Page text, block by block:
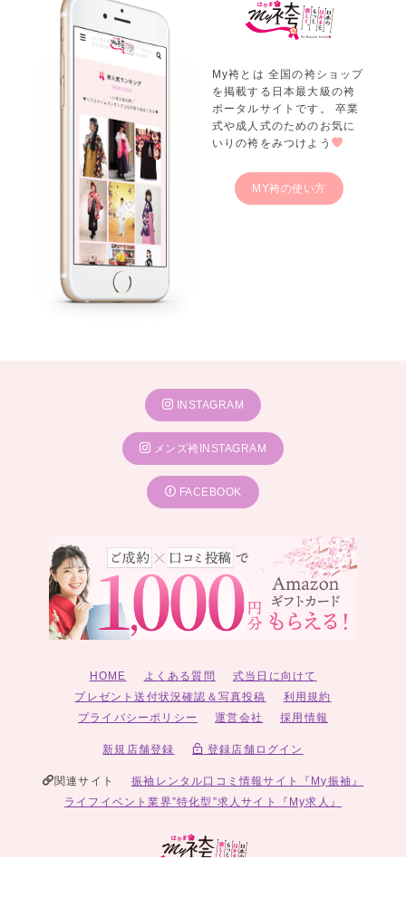
My袴とは 全国の袴ショップ
を掲載する日本最大級の袴
ポータルサイトです。 卒業
式や成人式のためのお気に
いりの袴をみつけよう
MY袴の使い方
INSTAGRAM
メンズ袴INSTAGRAM
FACEBOOK
HOME よくある質問
式当日に向けて
プレゼント送付状況確認＆写真投稿
利用規約
プライバシーポリシー
運営会社 採用情報
新規店舗登録 登録店舗ログイン
関連サイト
振袖レンタル口コミ情報サイト『My振袖』
ライフイベント業界”特化型”求人サイト『My求人』